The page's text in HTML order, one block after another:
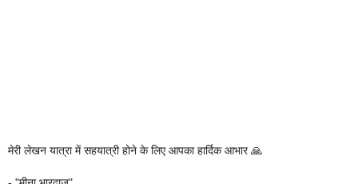
मेरी लेखन यात्रा में सहयात्री होने के लिए आपका हार्दिक आभार 🙏